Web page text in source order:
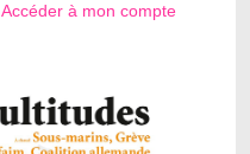
Accéder à mon compte